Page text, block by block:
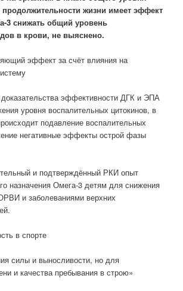
жизни имеет эффект
3 снижать общий уровень
в крови, не выяснено.
эффект за счёт влияния на
эффективности ДГК и ЭПА
уровня воспалительных цитокинов, в
подавление воспалительных
негативные эффекты острой фазы
и подтверждённый РКИ опыт
назначения Омега-3 детям для снижения
и заболеваниями верхних
в спорте
силы и выносливости, но для
и качества пребывания в строю»